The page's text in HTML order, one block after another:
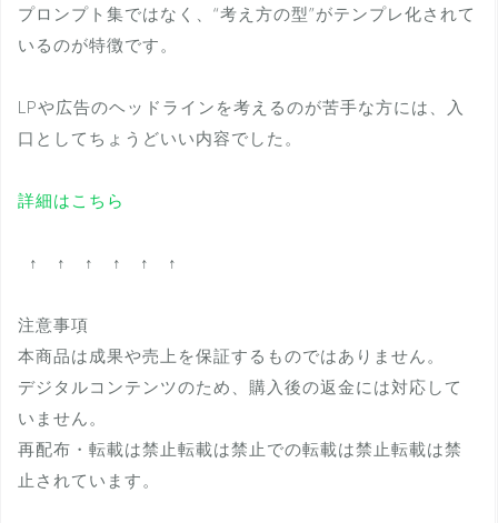
プロンプト集ではなく、“考え方の型”がテンプレ化されて
いるのが特徴です。
LPや広告のヘッドラインを考えるのが苦手な方には、入
口としてちょうどいい内容でした。
詳細はこちら
↑ ↑ ↑ ↑ ↑ ↑
注意事項
本商品は成果や売上を保証するものではありません。
デジタルコンテンツのため、購入後の返金には対応して
いません。
再配布・転載は禁止転載は禁止での転載は禁止転載は禁
止されています。